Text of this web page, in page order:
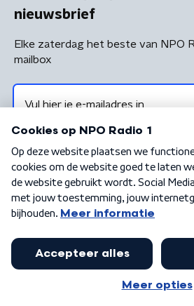
nieuwsbrief
Elke zaterdag het beste van NPO
mailbox
Algemene voorwaarden